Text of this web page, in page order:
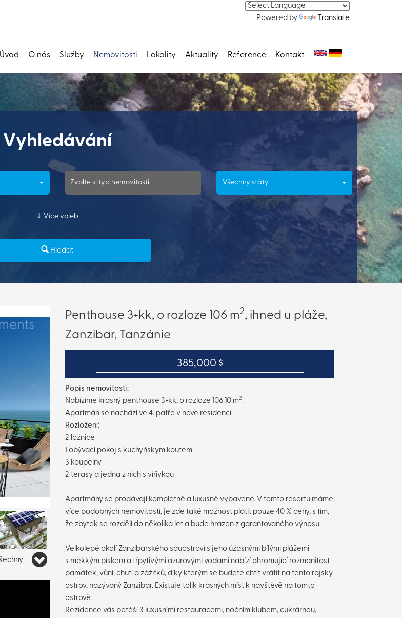
Powered by Translate
Úvod O nás Služby Nemovitosti Lokality Aktuality Reference Kontakt
Vyhledávání
Zvolte si typ nemovitosti Všechny státy
Více voleb
Hledat
Penthouse 3+kk, o rozloze 106 m2, ihned u pláže,
Zanzibar, Tanzánie
385,000 $
Popis nemovitosti:
Nabízíme krásný penthouse 3+kk, o rozloze 106.10 m2.
Apartmán se nachází ve 4. patře v nové residenci.
Rozložení:
2 ložnice
1 obývací pokoj s kuchyňským koutem
3 koupelny
2 terasy a jedna z nich s vířivkou
Apartmány se prodávají kompletně a luxusně vybavené. V tomto resortu máme
více podobných nemovitostí, je zde také možnost platit pouze 40 % ceny, s tím,
že zbytek se rozdělí do několika let a bude hrazen z garantovaného výnosu.
Velkolepé okolí Zanzibarského souostroví s jeho úžasnými bílými plážemi
s měkkým pískem a třpytivými azurovými vodami nabízí ohromující rozmanitost
památek, vůní, chutí a zážitků, díky kterým se budete chtít vrátit na tento rajský
ostrov, nazývaný Zanzibar. Existuje tolik krásných míst k návštěvě na tomto
ostrově.
Rezidence vás potěší 3 luxusními restauracemi, nočním klubem, cukrárnou,